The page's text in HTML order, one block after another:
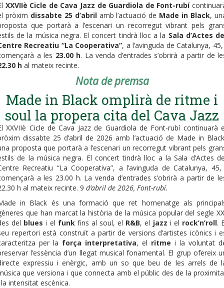
XXVIIè Cicle de Cava Jazz de Guardiola de Font-rubí
pròxim dissabte 25 d’abrilamb l’actuació de Made in Black,
que portarà a l’escenari un recorregut vibrant pels
de la música negra. El concert tindrà lloc a la Sala d’Actes
Recreatiu “La Cooperativa”, a l’avinguda de Catalunya,
a les 23.00 h. La venda d’entrades s’obrirà a partir de
h al mateix recinte.
Nota de premsa
Made in Black omplirà de ritme i
soul la propera cita del Cava Jazz
XXVIIè Cicle de Cava Jazz de Guardiola de Font-rubí continuarà
dissabte 25 d’abril de 2026 amb l’actuació de Made in
proposta que portarà a l’escenari un recorregut vibrant pels
de la música negra. El concert tindrà lloc a la Sala d’Actes
Recreatiu “La Cooperativa”, a l’avinguda de Catalunya,
a les 23.00 h. La venda d’entrades s’obrirà a partir de
h al mateix recinte. 9 d’abril de 2026, Font-rubí.
in Black és una formació que ret homenatge als
que han marcat la història de la música popular del segle
del blues i el funkfins al soul, el R&B, el jazz i el rock’n’roll.
repertori està construït a partir de versions d’artistes icònics i
per la força interpretativa, el ritme i la voluntat
l’essència d’un llegat musical fonamental. El grup ofereix
expressiu i enèrgic, amb un so que beu de les arrels de
que versiona i que connecta amb el públic des de la
intensitat escènica.